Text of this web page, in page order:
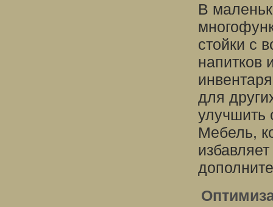
В
стойки с
напитков
для
улучшить
Мебель,